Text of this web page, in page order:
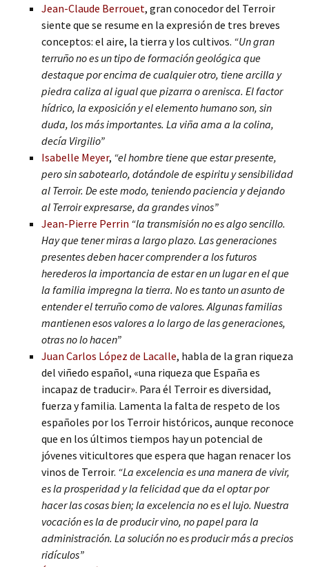
Jean-Claude Berrouet, gran conocedor del Terroir
siente que se resume en la expresión de tres breves
conceptos: el aire, la tierra y los cultivos. “Un gran
terruño no es un tipo de formación geológica que
destaque por encima de cualquier otro, tiene arcilla y
piedra caliza al igual que pizarra o arenisca. El factor
hídrico, la exposición y el elemento humano son, sin
duda, los más importantes. La viña ama a la colina,
decía Virgilio”
Isabelle Meyer, “el hombre tiene que estar presente,
pero sin sabotearlo, dotándole de espiritu y sensibilidad
al Terroir. De este modo, teniendo paciencia y dejando
al Terroir expresarse, da grandes vinos”
Jean-Pierre Perrin “la transmisión no es algo sencillo.
Hay que tener miras a largo plazo. Las generaciones
presentes deben hacer comprender a los futuros
herederos la importancia de estar en un lugar en el que
la familia impregna la tierra. No es tanto un asunto de
entender el terruño como de valores. Algunas familias
mantienen esos valores a lo largo de las generaciones,
otras no lo hacen”
Juan Carlos López de Lacalle, habla de la gran riqueza
del viñedo español, «una riqueza que España es
incapaz de traducir». Para él Terroir es diversidad,
fuerza y familia. Lamenta la falta de respeto de los
españoles por los Terroir históricos, aunque reconoce
que en los últimos tiempos hay un potencial de
jóvenes viticultores que espera que hagan renacer los
vinos de Terroir. “La excelencia es una manera de vivir,
es la prosperidad y la felicidad que da el optar por
hacer las cosas bien; la excelencia no es el lujo. Nuestra
vocación es la de producir vino, no papel para la
administración. La solución no es producir más a precios
ridículos”